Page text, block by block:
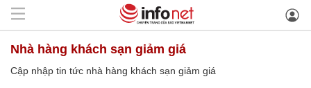
nhà hàng khách sạn giảm giá
Cập nhập tin tức nhà hàng khách sạn giảm giá